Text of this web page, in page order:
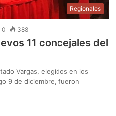
Regionales
0 388
11 concejales del
Vargas, elegidos en los
9 de diciembre, fueron